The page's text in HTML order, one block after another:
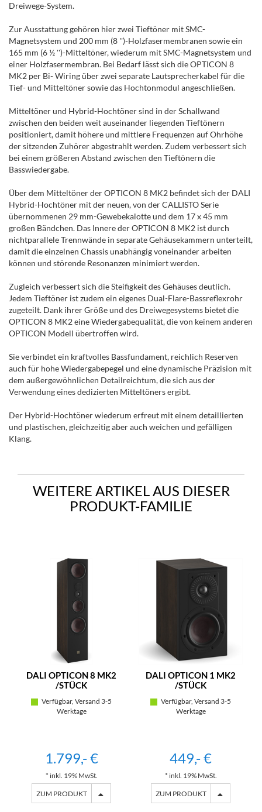
Dreiwege-System.
Zur Ausstattung gehören hier zwei Tieftöner mit SMC-
Magnetsystem und 200 mm (8 '')-Holzfasermembranen sowie ein
165 mm (6 ½ '')-Mitteltöner, wiederum mit SMC-Magnetsystem und
einer Holzfasermembran. Bei Bedarf lässt sich die OPTICON 8
MK2 per Bi- Wiring über zwei separate Lautsprecherkabel für die
Tief- und Mitteltöner sowie das Hochtonmodul angeschließen.
Mitteltöner und Hybrid-Hochtöner sind in der Schallwand
zwischen den beiden weit auseinander liegenden Tieftönern
positioniert, damit höhere und mittlere Frequenzen auf Ohrhöhe
der sitzenden Zuhörer abgestrahlt werden. Zudem verbessert sich
bei einem größeren Abstand zwischen den Tieftönern die
Basswiedergabe.
Über dem Mitteltöner der OPTICON 8 MK2 befindet sich der DALI
Hybrid-Hochtöner mit der neuen, von der CALLISTO Serie
übernommenen 29 mm-Gewebekalotte und dem 17 x 45 mm
großen Bändchen. Das Innere der OPTICON 8 MK2 ist durch
nichtparallele Trennwände in separate Gehäusekammern unterteilt,
damit die einzelnen Chassis unabhängig voneinander arbeiten
können und störende Resonanzen minimiert werden.
Zugleich verbessert sich die Steifigkeit des Gehäuses deutlich.
Jedem Tieftöner ist zudem ein eigenes Dual-Flare-Bassreflexrohr
zugeteilt. Dank ihrer Größe und des Dreiwegesystems bietet die
OPTICON 8 MK2 eine Wiedergabequalität, die von keinem anderen
OPTICON Modell übertroffen wird.
Sie verbindet ein kraftvolles Bassfundament, reichlich Reserven
auch für hohe Wiedergabepegel und eine dynamische Präzision mit
dem außergewöhnlichen Detailreichtum, die sich aus der
Verwendung eines dedizierten Mitteltöners ergibt.
Der Hybrid-Hochtöner wiederum erfreut mit einem detaillierten
und plastischen, gleichzeitig aber auch weichen und gefälligen
Klang.
WEITERE ARTIKEL AUS DIESER
PRODUKT-FAMILIE
DALI OPTICON 8 MK2
/STÜCK
Verfügbar, Versand 3-5
Werktage
1.799,- €
* inkl. 19% MwSt.
ZUM PRODUKT
DALI OPTICON 1 MK2
/STÜCK
Verfügbar, Versand 3-5
Werktage
449,- €
* inkl. 19% MwSt.
ZUM PRODUKT